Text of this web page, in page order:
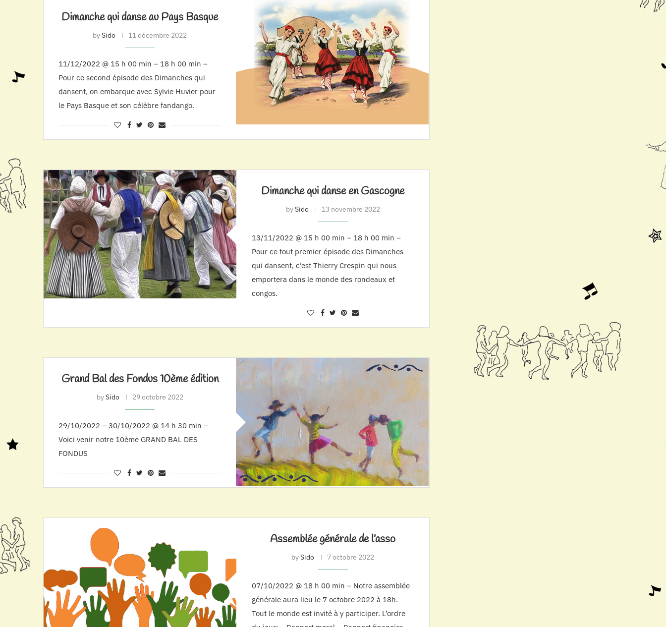
Dimanche qui danse au Pays Basque
bySido 11 décembre 2022
11/12/2022 @ 15 h 00 min – 18 h 00 min –
Pour ce second épisode des Dimanches qui
dansent, on embarque avec Sylvie Huvier pour
le Pays Basque et son célèbre fandango.
Dimanche qui danse en Gascogne
bySido 13 novembre 2022
13/11/2022 @ 15 h 00 min – 18 h 00 min –
Pour ce tout premier épisode des Dimanches
qui dansent, c’est Thierry Crespin qui nous
emportera dans le monde des rondeaux et
congos.
Grand Bal des Fondus 10ème édition
bySido 29 octobre 2022
29/10/2022 – 30/10/2022 @ 14 h 30 min –
Voici venir notre 10ème GRAND BAL DES
FONDUS
Assemblée générale de l’asso
bySido 7 octobre 2022
07/10/2022 @ 18 h 00 min – Notre assemblée
générale aura lieu le 7 octobre 2022 à 18h.
Tout le monde est invité à y participer. L’ordre